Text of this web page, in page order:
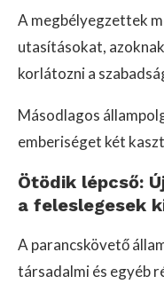
A megbélyegzettek
utasításokat,
korlátozni a
Másodlagos
emberiséget két
Ötödik lépcső:
a feleslegesek
A parancskövető
társadalmi és egyéb